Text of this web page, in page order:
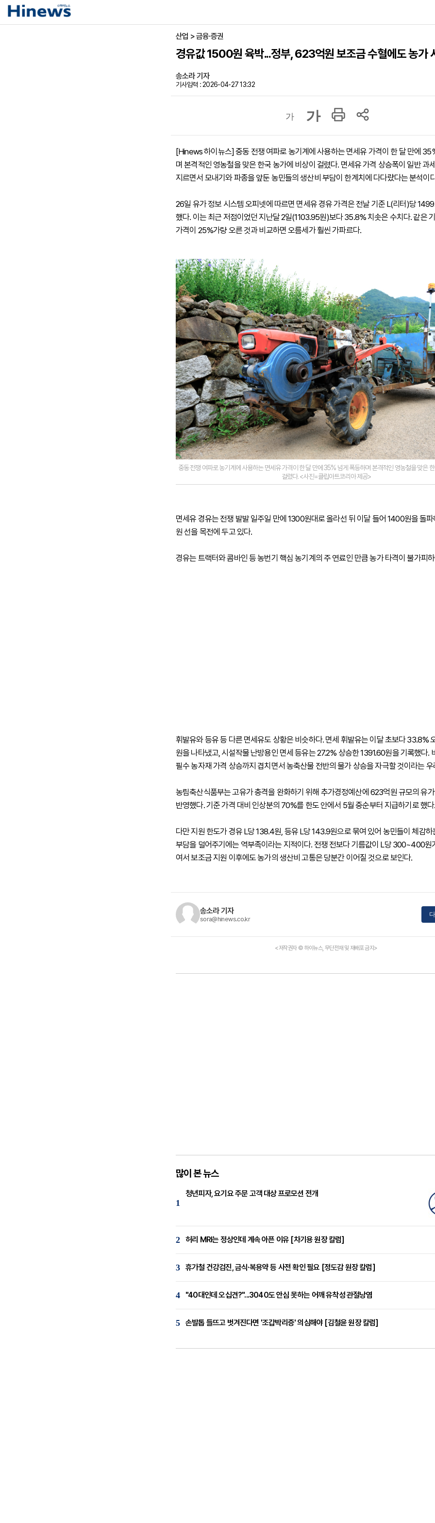
산업 > 금융·증권
경유값 1500원 육박...정부, 623억원 보조금 수혈에도 농가
송소라 기자
기사입력 : 2026-04-27 13:32
가 가
[Hinews 하이뉴스] 중동 전쟁 여파로 농기계에 사용하는 면세유 가격이 한 달 만에
며 본격적인 영농철을 맞은 한국 농가에 비상이 걸렸다. 면세유 가격 상승폭이 일반 과
지르면서 모내기와 파종을 앞둔 농민들의 생산비 부담이 한계치에 다다랐다는 분석이
26일 유가 정보 시스템 오피넷에 따르면 면세유 경유 가격은 전날 기준 L(리터)당
했다. 이는 최근 저점이었던 지난달 2일(1103.95원)보다 35.8% 치솟은 수치다. 같은
가격이 25%가량 오른 것과 비교하면 오름세가 훨씬 가파르다.
중동 전쟁 여파로 농기계에 사용하는 면세유 가격이 한 달 만에 35% 넘게 폭등하며 본격적인 영농철을 맞은 한
걸렸다. <사진=클립아트코리아 제공>
면세유 경유는 전쟁 발발 일주일 만에 1300원대로 올라선 뒤 이달 들어 1400원을 돌
원 선을 목전에 두고 있다.
경유는 트랙터와 콤바인 등 농번기 핵심 농기계의 주 연료인 만큼 농가 타격이 불가피
휘발유와 등유 등 다른 면세유도 상황은 비슷하다. 면세 휘발유는 이달 초보다 33.8%
원을 나타냈고, 시설작물 난방용인 면세 등유는 27.2% 상승한 1391.60원을 기록했다.
필수 농자재 가격 상승까지 겹치면서 농축산물 전반의 물가 상승을 자극할 것이라는
농림축산식품부는 고유가 충격을 완화하기 위해 추가경정예산에 623억원 규모의 유
반영했다. 기준 가격 대비 인상분의 70%를 한도 안에서 5월 중순부터 지급하기로 했다.
다만 지원 한도가 경유 L당 138.4원, 등유 L당 143.9원으로 묶여 있어 농민들이 체감하
부담을 덜어주기에는 역부족이라는 지적이다. 전쟁 전보다 기름값이 L당 300~400원
여서 보조금 지원 이후에도 농가의 생산비 고통은 당분간 이어질 것으로 보인다.
송소라 기자
sora@hinews.co.kr
<저작권자 © 하이뉴스, 무단전재 및 재배포 금지>
많이 본 뉴스
1
청년피자, 요기요 주문 고객 대상 프로모션 전개
2 허리 MRI는 정상인데 계속 아픈 이유 [차기용 원장 칼럼]
3 휴가철 건강검진, 금식·복용약 등 사전 확인 필요 [정도감 원장 칼럼]
4 "40대인데 오십견?"...3040도 안심 못하는 어깨 유착성 관절낭염
5 손발톱 들뜨고 벗겨진다면 '조갑박리증' 의심해야 [김철윤 원장 칼럼]